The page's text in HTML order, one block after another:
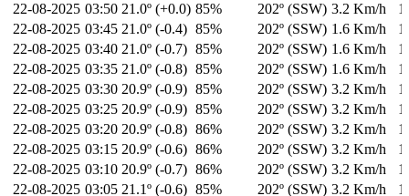
22-08-2025 03:50 21.0º (+0.0) 85% 202º (SSW) 3.2 Km/h
22-08-2025 03:45 21.0º (-0.4) 85% 202º (SSW) 1.6 Km/h
22-08-2025 03:40 21.0º (-0.7) 85% 202º (SSW) 1.6 Km/h
22-08-2025 03:35 21.0º (-0.8) 85% 202º (SSW) 1.6 Km/h
22-08-2025 03:30 20.9º (-0.9) 85% 202º (SSW) 3.2 Km/h
22-08-2025 03:25 20.9º (-0.9) 85% 202º (SSW) 3.2 Km/h
22-08-2025 03:20 20.9º (-0.8) 86% 202º (SSW) 3.2 Km/h
22-08-2025 03:15 20.9º (-0.6) 86% 202º (SSW) 3.2 Km/h
22-08-2025 03:10 20.9º (-0.7) 86% 202º (SSW) 3.2 Km/h
22-08-2025 03:05 21.1º (-0.6) 85% 202º (SSW) 3.2 Km/h